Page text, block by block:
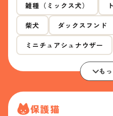
雑種（ミックス犬）
柴犬 ダックスフンド
ミニチュアシュナウザー
も
保護猫